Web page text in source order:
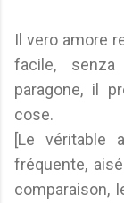
Il vero amore
facile,
paragone, il
cose.
[Le véritable
fréquente,
comparaison,